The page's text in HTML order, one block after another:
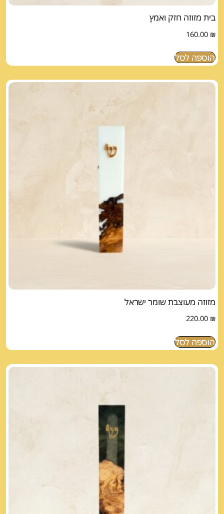
בית מזוזה חזק ואמץ
160.00 ₪
הוספה לסל
מזוזה מעוצבת שומר ישראל
220.00 ₪
הוספה לסל